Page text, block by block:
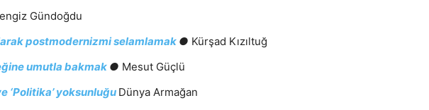
Gündoğdu
postmodernizmi selamlamak ● Kürşad Kızıltuğ
umutla bakmak ● Mesut Güçlü
‘Politika’ yoksunluğu Dünya Armağan